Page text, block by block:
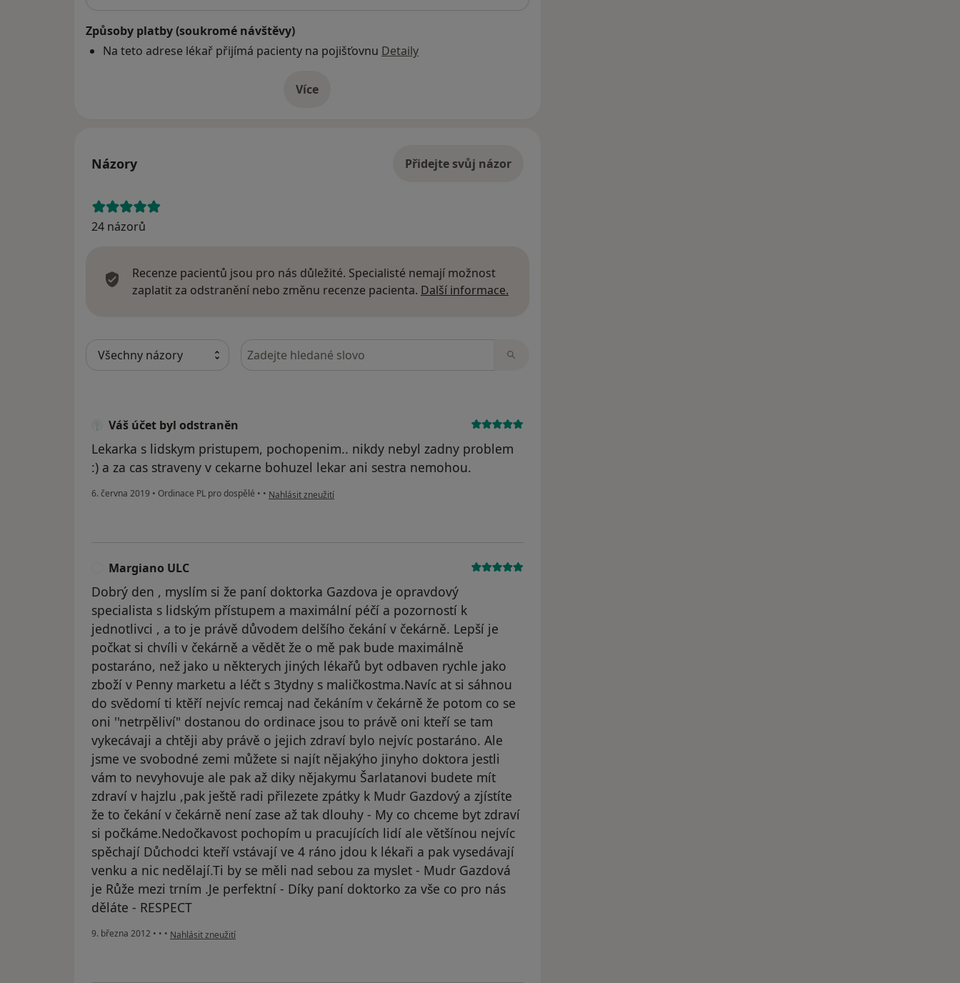
Způsoby platby (soukromé návštěvy)
Na teto adrese lékař přijímá pacienty na pojišťovnu Detaily
Víceo adrese
Názory Přidejte svůj názor
24 názorů
Recenze pacientů jsou pro nás důležité. Specialisté nemají možnost
zaplatit za odstranění nebo změnu recenze pacienta. Další informace.
Hledejte v názorech
Váš účet byl odstraněn
Lekarka s lidskym pristupem, pochopenim.. nikdy nebyl zadny problem
:) a za cas straveny v cekarne bohuzel lekar ani sestra nemohou.
6. června 2019 • Ordinace PL pro dospělé • • podle názoru uživatele Váš účet byl odstraněn
Nahlásit zneužití
Margiano ULC
Dobrý den , myslím si že paní doktorka Gazdova je opravdový
specialista s lidským přístupem a maximální péčí a pozorností k
jednotlivci , a to je právě důvodem delšího čekání v čekárně. Lepší je
počkat si chvíli v čekárně a vědět že o mě pak bude maximálně
postaráno, než jako u některych jiných lékařů byt odbaven rychle jako
zboží v Penny marketu a léčt s 3tydny s maličkostma.Navíc at si sáhnou
do svědomí ti ktěří nejvíc remcaj nad čekáním v čekárně že potom co se
oni ''netrpěliví" dostanou do ordinace jsou to právě oni kteří se tam
vykecávaji a chtěji aby právě o jejich zdraví bylo nejvíc postaráno. Ale
jsme ve svobodné zemi můžete si najít nějakýho jinyho doktora jestli
vám to nevyhovuje ale pak až diky nějakymu Šarlatanovi budete mít
zdraví v hajzlu ,pak ještě radi přilezete zpátky k Mudr Gazdový a zjístíte
že to čekání v čekárně není zase až tak dlouhy - My co chceme byt zdraví
si počkáme.Nedočkavost pochopím u pracujících lidí ale většínou nejvíc
spěchají Důchodci kteří vstávají ve 4 ráno jdou k lékaři a pak vysedávají
venku a nic nedělají.Ti by se měli nad sebou za myslet - Mudr Gazdová
je Růže mezi trním .Je perfektní - Díky paní doktorko za vše co pro nás
děláte - RESPECT
9. března 2012 • • • podle názoru uživatele Margiano ULC
Nahlásit zneužití